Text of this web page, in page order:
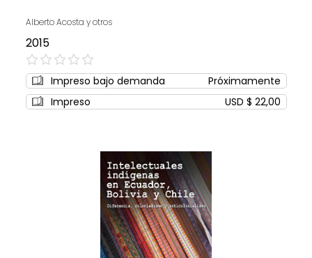
Alberto Acosta y otros
2015
0%
Impreso bajo demanda
Próximamente
Impreso
USD $ 22,00